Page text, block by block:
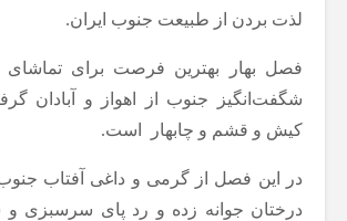
لذت بردن از طبیعت جنوب ایران.
فصل بهار بهترین فرصت برای تماشای
شگفت‌انگیز جنوب از اهواز و آبادان
کیش و قشم و چابهار است.
در این فصل از گرمی و داغی آفتاب
درختان جوانه زده و رد پای سرسبزی و